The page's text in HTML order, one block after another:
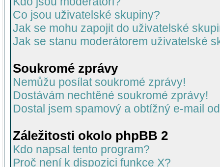
Co jsou uživatelské skupiny?
Jak se mohu zapojit do uživatelské
Jak se stanu moderátorem uživatelské
Soukromé zprávy
Nemůžu posílat soukromé zprávy!
Dostávám nechtěné soukromé zprávy!
Dostal jsem spamový a obtížný e-mail
Záležitosti okolo phpBB 2
Kdo napsal tento program?
Proč není k dispozici funkce X?